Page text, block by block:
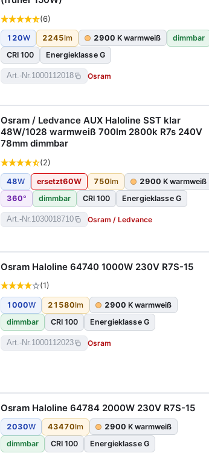
(6)
120W 2245lm 2900 K warmweiß
dimmbar
CRI 100
Energieklasse G
Art.-Nr.1000112018 Osram
Osram / Ledvance AUX Haloline SST klar
48W/1028 warmweiß 700lm 2800k R7s 240V
78mm dimmbar
(2)
48W ersetzt60W 750lm 2900 K warmweiß
360° dimmbar CRI 100 Energieklasse G
Art.-Nr.1030018710 Osram / Ledvance
Osram Haloline 64740 1000W 230V R7S-15
(1)
1000W 21580lm 2900 K warmweiß
dimmbar
CRI 100 Energieklasse G
Art.-Nr.1000112023 Osram
Osram Haloline 64784 2000W 230V R7S-15
2030W 43470lm 2900 K warmweiß
dimmbar
CRI 100 Energieklasse G